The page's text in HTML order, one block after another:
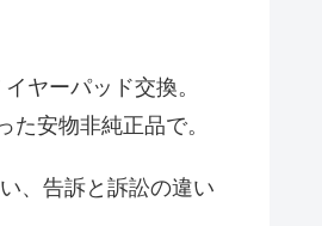
ヤーパッド交換。
た安物非純正品で。
、告訴と訴訟の違い